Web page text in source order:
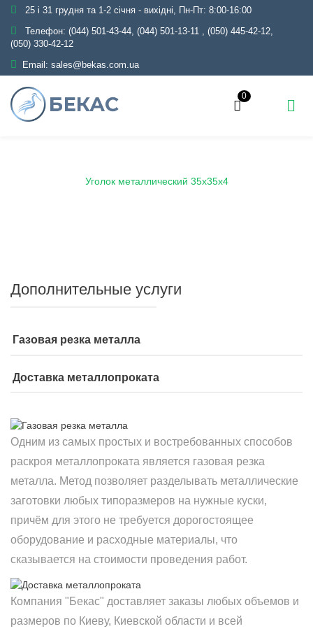
25 і 31 грудня та 1-2 січня - вихідні, Пн-Пт: 8:00-16:00
Телефон: (044) 501-43-44, (044) 501-13-11 , (050) 445-42-12,
(050) 330-42-12
Email: sales@bekas.com.ua
0
Уголок металлический 35х35х4
Дополнительные услуги
Газовая резка металла
Доставка металлопроката
Одним из самых простых и востребованных способов
раскроя металлопроката является газовая резка
металла. Метод позволяет разделывать металлические
заготовки любых типоразмеров на нужные куски,
причём для этого не требуется дорогостоящее
оборудование и расходные материалы, что
сказывается на стоимости проведения работ.
Компания "Бекас" доставляет заказы любых объемов и
размеров по Киеву, Киевской области и всей